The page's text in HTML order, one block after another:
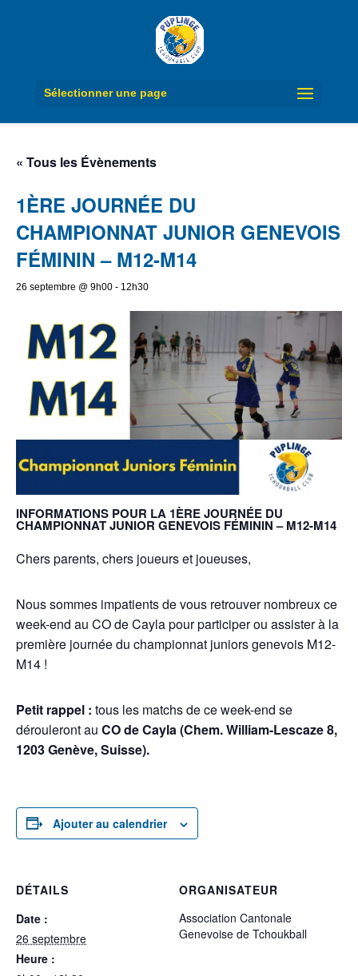
Sélectionner une page
« Tous les Évènements
1ÈRE JOURNÉE DU
CHAMPIONNAT JUNIOR GENEVOIS
FÉMININ – M12-M14
26 septembre @ 9h00 - 12h30
INFORMATIONS POUR LA 1ÈREJOURNÉE DU
CHAMPIONNAT JUNIOR GENEVOIS FÉMININ – M12-M14
Chers parents, chers joueurs et joueuses,
Nous sommes impatients de vous retrouver nombreux ce
week-end au CO de Cayla pour participer ou assister à la
première journée du championnat juniors genevois M12-
M14 !
Petit rappel : tous les matchs de ce week-end se
dérouleront au CO de Cayla (Chem. William-Lescaze 8,
1203 Genève, Suisse).
Ajouter au calendrier
DÉTAILS
Date :
26 septembre
Heure :
ORGANISATEUR
Association Cantonale
Genevoise de Tchoukball